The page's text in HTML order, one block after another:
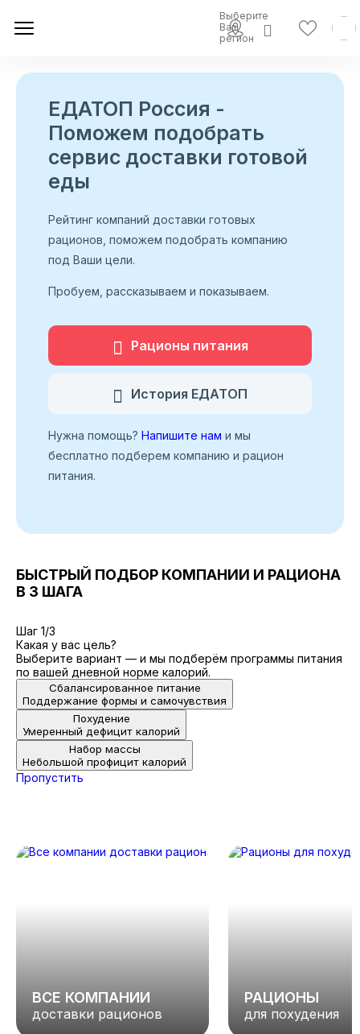
Выберите
Ваш
регион
ЕДАТОП Россия -
Поможем подобрать
сервис доставки готовой
еды
Рейтинг компаний доставки готовых
рационов, поможем подобрать компанию
под Ваши цели.
Пробуем, рассказываем и показываем.
Рационы питания
История ЕДАТОП
Нужна помощь? Напишите нам и мы
бесплатно подберем компанию и рацион
питания.
БЫСТРЫЙ ПОДБОР КОМПАНИИ И РАЦИОНА
В 3 ШАГА
Шаг 1/3
Какая у вас цель?
Выберите вариант — и мы подберём программы питания
по вашей дневной норме калорий.
Сбалансированное питание
Поддержание формы и самочувствия
Похудение
Умеренный дефицит калорий
Набор массы
Небольшой профицит калорий
Пропустить
ВСЕ КОМПАНИИ
доставки рационов
РАЦИОНЫ
для похудения